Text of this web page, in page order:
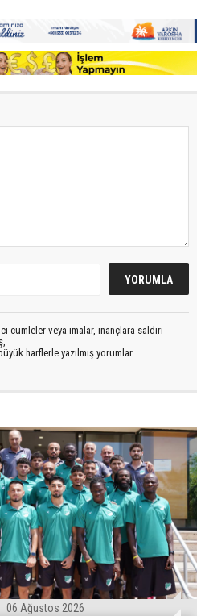
cümleler veya imalar, inançlara saldırı
harflerle yazılmış yorumlar
06 Ağustos 2026